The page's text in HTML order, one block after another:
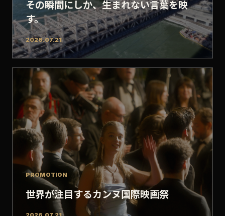
その瞬間にしか、生まれない言葉を映
す。
2026.07.21
PROMOTION
世界が注目するカンヌ国際映画祭